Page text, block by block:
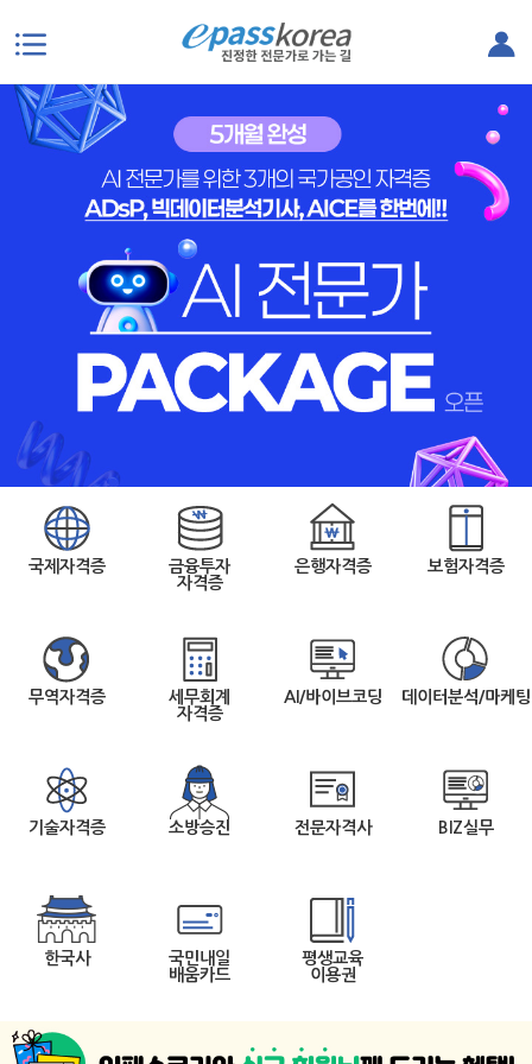
본문으로 바로가기
국제자격증
금융투자
자격증
은행자격증 보험자격증
무역자격증
세무회계
자격증
AI/바이브코딩 데이터분석/마케팅
기술자격증 소방승진 전문자격사 BIZ실무
한국사
국민내일
배움카드
평생교육
이용권